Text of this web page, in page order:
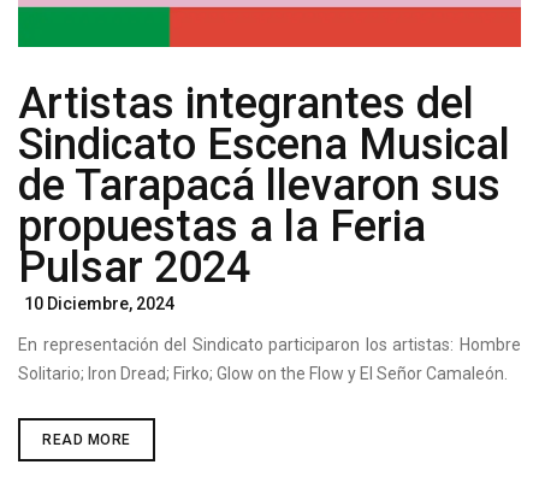
Artistas integrantes del
Sindicato Escena Musical
de Tarapacá llevaron sus
propuestas a la Feria
Pulsar 2024
Posted
10 Diciembre, 2024
En representación del Sindicato participaron los artistas: Hombre
Solitario; Iron Dread; Firko; Glow on the Flow y El Señor Camaleón.
READ MOREARTISTAS